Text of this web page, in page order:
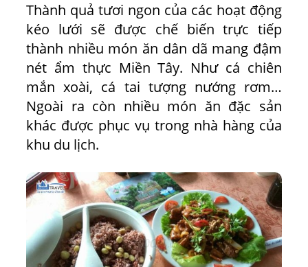
Thành quả tươi ngon của các hoạt động
kéo lưới sẽ được chế biến trực tiếp
thành nhiều món ăn dân dã mang đậm
nét ẩm thực Miền Tây. Như cá chiên
mắn xoài, cá tai tượng nướng rơm…
Ngoài ra còn nhiều món ăn đặc sản
khác được phục vụ trong nhà hàng của
khu du lịch.